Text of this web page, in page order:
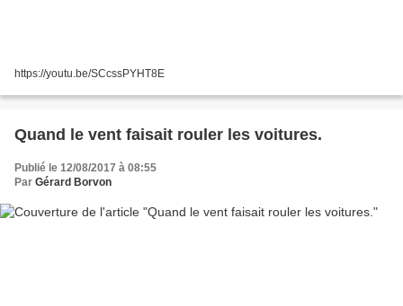
https://youtu.be/SCcssPYHT8E
Quand le vent faisait rouler les voitures.
Publié le 12/08/2017 à 08:55
Par Gérard Borvon